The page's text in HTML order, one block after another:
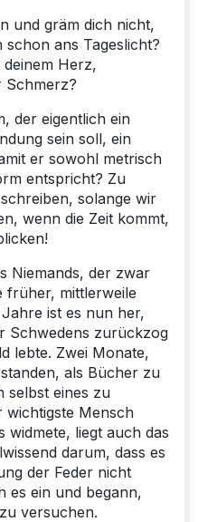
und gräm dich nicht,
ans Tageslicht?
Herz,
Schmerz?
der eigentlich ein
sein soll, ein
er sowohl metrisch
entspricht? Zu
solange wir
wenn die Zeit kommt,
Niemands, der zwar
früher, mittlerweile
ist es nun her,
Schwedens zurückzog
lebte. Zwei Monate,
als Bücher zu
selbst eines zu
wichtigste Mensch
widmete, liegt auch das
darum, dass es
der Feder nicht
es ein und begann,
versuchen.